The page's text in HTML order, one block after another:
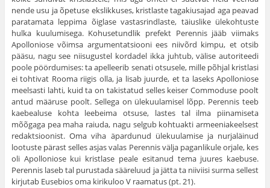
nende usu ja õpetuse ekslikkuses, kristlaste tagakiusajad aga peavad
paratamata leppima õiglase vastasrindlaste, täiuslike ülekohtuste
hulka kuulumisega. Kohusetundlik prefekt Perennis jääb viimaks
Apolloniose võimsa argumentatsiooni ees niivõrd kimpu, et otsib
pääsu, nagu see niisugustel korda­del ikka juhtub, välise autoriteedi
poole pöördumises: ta apelleerib senati otsu­sele, mille põhjal kristlasi
ei tohtivat Rooma riigis olla, ja lisab juurde, et ta laseks Apolloniose
meelsasti lahti, kuid ta on takistatud selles keiser Commoduse poolt
antud määruse poolt. Sellega on ülekuulamisel lõpp. Perennis teeb
kaebealuse kohta leebeima otsuse, lastes tal ilma piinamiseta
mõõgaga pea maha raiuda, nagu selgub kohtuakti armeeniakeelsest
redaktsioonist. Oma viha äpardunud ülekuulamise ja nurjaläinud
lootuste pärast selles asjas valas Peren­nis välja paganlikule orjale, kes
oli Apolloniose kui kristlase peale esitanud tema juures kaebuse.
Perennis laseb tal purustada sääreluud ja jätta ta niiviisi surma sellest
kirjutab Eusebios oma kirikuloo V raamatus (pt. 21).